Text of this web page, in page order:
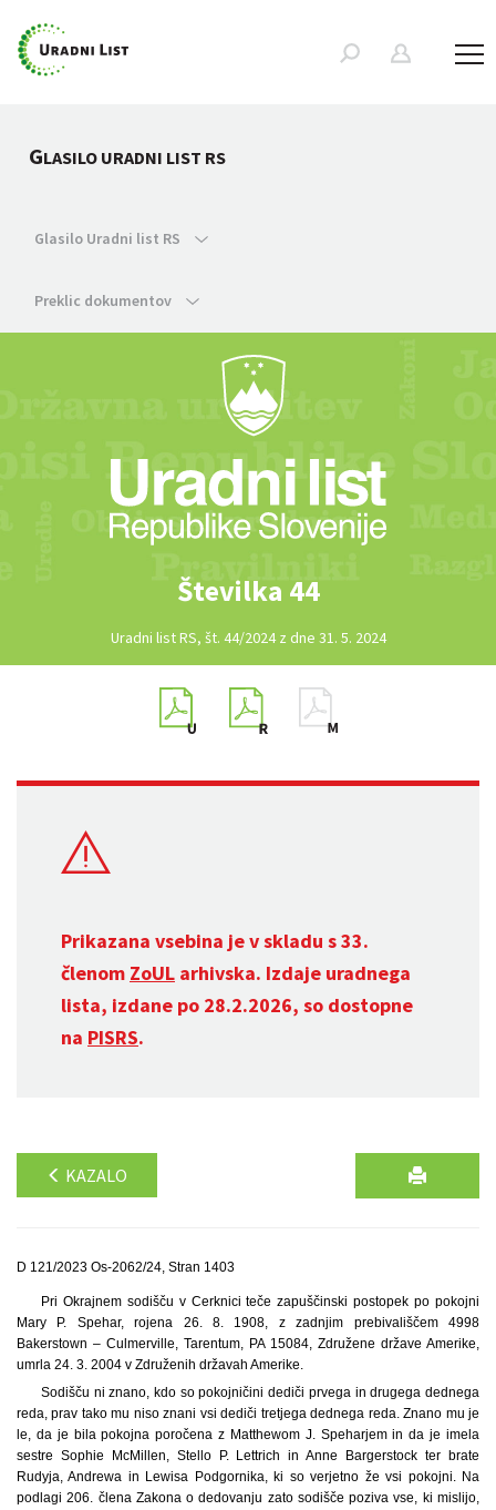
GLASILO URADNI LIST RS
Glasilo Uradni list RS
Preklic dokumentov
Številka 44
Uradni list RS, št. 44/2024 z dne 31. 5. 2024
Prikazana vsebina je v skladu s 33.
členom ZoUL arhivska. Izdaje uradnega
lista, izdane po 28.2.2026, so dostopne
na PISRS.
KAZALO
D 121/2023 Os-2062/24, Stran 1403
Pri Okrajnem sodišču v Cerknici teče zapuščinski postopek po pokojni
Mary P. Spehar, rojena 26. 8. 1908, z zadnjim prebivališčem 4998
Bakerstown – Culmerville, Tarentum, PA 15084, Združene države Amerike,
umrla 24. 3. 2004 v Združenih državah Amerike.
Sodišču ni znano, kdo so pokojničini dediči prvega in drugega dednega
reda, prav tako mu niso znani vsi dediči tretjega dednega reda. Znano mu je
le, da je bila pokojna poročena z Matthewom J. Speharjem in da je imela
sestre Sophie McMillen, Stello P. Lettrich in Anne Bargerstock ter brate
Rudyja, Andrewa in Lewisa Podgornika, ki so verjetno že vsi pokojni. Na
podlagi 206. člena Zakona o dedovanju zato sodišče poziva vse, ki mislijo,